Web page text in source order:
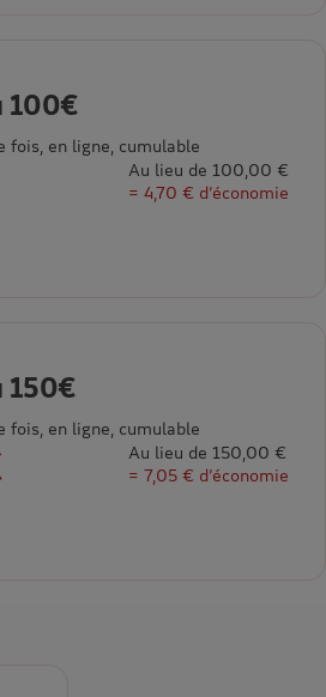
100€
fois, en ligne, cumulable
Au lieu de 100,00 €
= 4,70 € d’économie
pour E-carte cadeau 100€
150€
fois, en ligne, cumulable
Au lieu de 150,00 €
= 7,05 € d’économie
pour E-carte cadeau 150€